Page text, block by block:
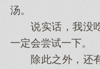
汤。
说实话，我没吃
一定会尝试一下。
除此之外，还有